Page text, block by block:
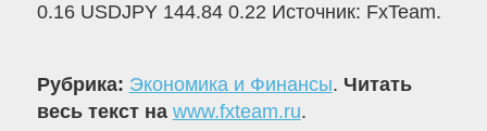
0.16 USDJPY 144.84 0.22 Источник: FxTeam.
Рубрика: Экономика и Финансы. Читать
весь текст на www.fxteam.ru.